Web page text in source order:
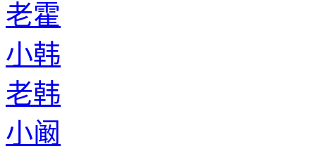
老霍
小韩
老韩
小阚